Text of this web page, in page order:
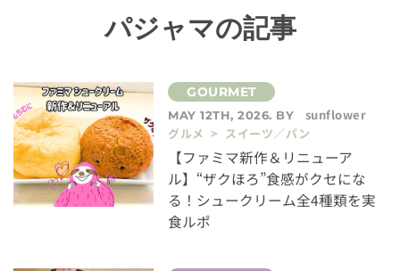
パジャマの記事
MAY 12TH, 2026. BY
sunflower
グルメ > スイーツ／パン
【ファミマ新作＆リニューア
ル】“ザクほろ”食感がクセにな
る！シュークリーム全4種類を実
食ルポ